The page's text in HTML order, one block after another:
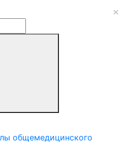
общемедицинского